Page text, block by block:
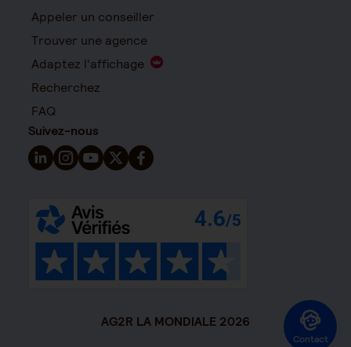
Contact
Appeler un conseiller
Trouver une agence
Adaptez l'affichage
Recherchez
FAQ
Suivez-nous
Suivez-nous sur LinkedIn - Nouvelle fenêtre
Suivez-nous sur Instagram - Nouvelle fenêtre
Suivez-nous sur YouTube - Nouvelle fenêtre
Suivez-nous sur X - Nouvelle fenêtre
Suivez-nous sur Facebook - Nouvelle
AG2R LA MONDIALE 2026